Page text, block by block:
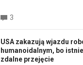
3
USA zakazują wjazdu
humanoidalnym, bo
zdalne przejęcie